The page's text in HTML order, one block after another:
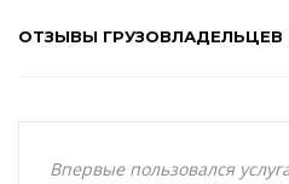
ОТЗЫВЫ ГРУЗОВЛАДЕЛЬЦЕВ
Впервые пользовался